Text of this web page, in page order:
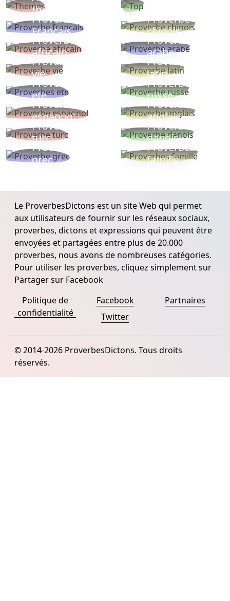
thèmes
Proverbe
Français
Proverbe
chinois
Proverbe
africain
Proverbe
arabe
Proverbe
vie
Proverbe
latin
Proverbes
ete
Proverbe
russe
Proverbe
espagnol
Proverbe
anglais
Proverbe
turc
Proverbe
danois
Proverbe
grec
Proverbes
famille
Le ProverbesDictons est un site Web qui permet
aux utilisateurs de fournir sur les réseaux sociaux,
proverbes, dictons et expressions qui peuvent être
envoyées et partagées entre plus de 20.000
proverbes, nous avons de nombreuses catégories.
Pour utiliser les proverbes, cliquez simplement sur
Partager sur Facebook
Politique de
confidentialité
Facebook
Twitter
Partnaires
© 2014-2026 ProverbesDictons. Tous droits
réservés.